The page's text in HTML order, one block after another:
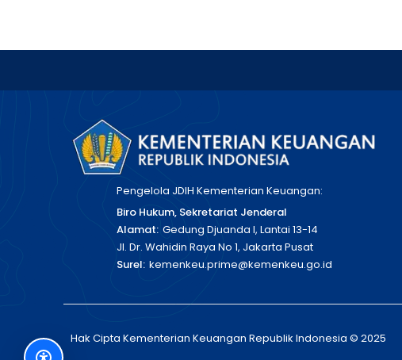
Pengelola JDIH Kementerian Keuangan:
Biro Hukum, Sekretariat Jenderal
Alamat: Gedung Djuanda I, Lantai 13-14
Jl. Dr. Wahidin Raya No 1, Jakarta Pusat
Surel: kemenkeu.prime@kemenkeu.go.id
Hak Cipta Kementerian Keuangan Republik Indonesia © 2025